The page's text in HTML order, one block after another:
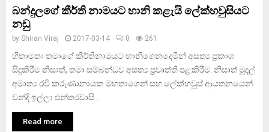
බන්දුලගේ කීර්ති නාමයට හානි කළැයි ලේක්හවුසියට
නඩු
by Shiran Viraj 2017-03-14 0 261
හිතාමතා තමාගේ කීර්තිනාමයට හානිගෙනදෙමින් අසත්‍ය ප්‍රකාශ
සිදුකිරීම නිසාත්, තමා සම්බන්ධව අසත්‍ය ප්‍රවෘත්ති පළකිරීම. නිසාත් මුදල්
අමාත්‍ය රවි කරුණානායක මහතාගෙන් සහ ලේක්හවුස් ආයතනයෙන්
වන්දි ඉල්ලා එන්තරවාසි...
Read more